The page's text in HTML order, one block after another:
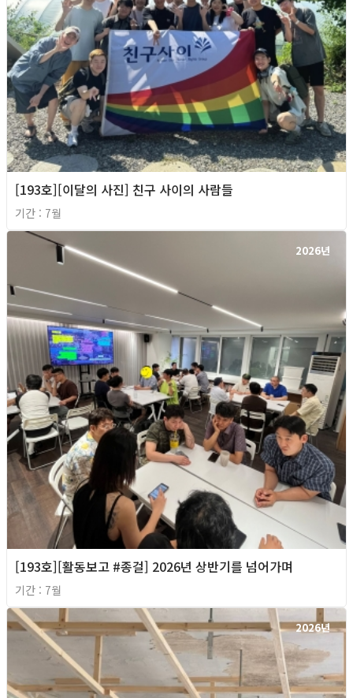
[193호][이달의 사진] 친구 사이의 사람들
기간 : 7월
2026년
[193호][활동보고 #종걸] 2026년 상반기를 넘어가며
기간 : 7월
2026년